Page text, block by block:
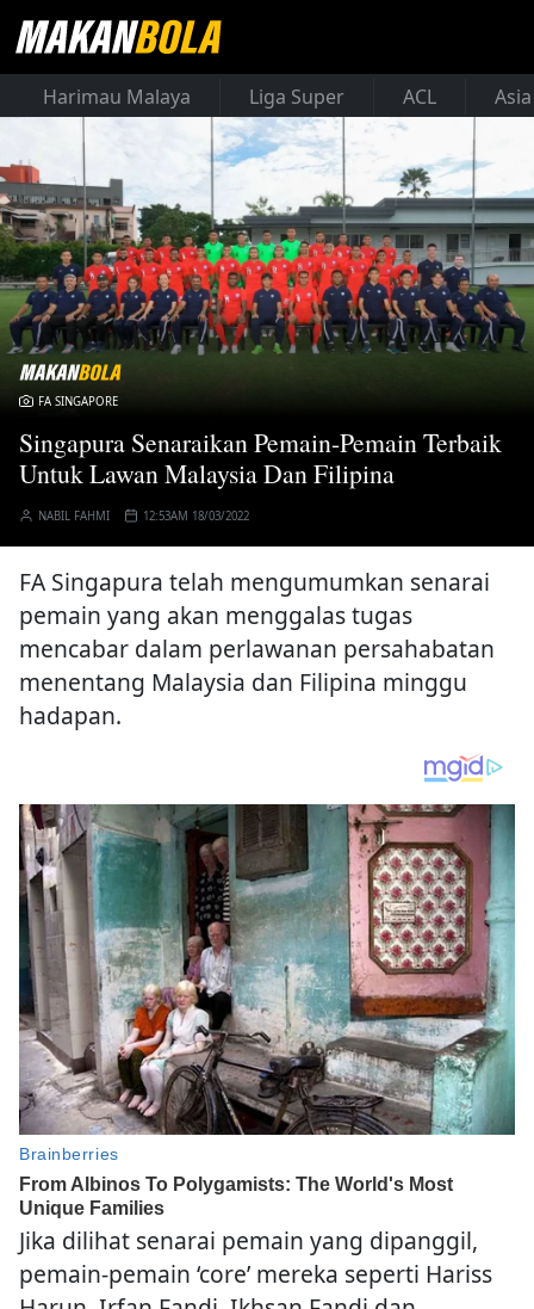
Harimau Malaya Liga Super ACL
FA SINGAPORE
Singapura Senaraikan Pemain-Pemain Terbaik
Untuk Lawan Malaysia Dan Filipina
NABIL FAHMI 12:53AM 18/03/2022
FA Singapura telah mengumumkan senarai
pemain yang akan menggalas tugas
mencabar dalam perlawanan persahabatan
menentang Malaysia dan Filipina minggu
hadapan.
Jika dilihat senarai pemain yang dipanggil,
pemain-pemain ‘core’ mereka seperti Hariss